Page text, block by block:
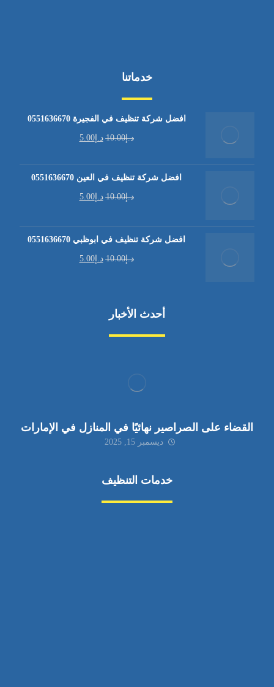
خدماتنا
افضل شركة تنظيف في الفجيرة 0551636670
د.إ10.00 د.إ5.00
افضل شركة تنظيف في العين 0551636670
د.إ10.00 د.إ5.00
افضل شركة تنظيف في ابوظبي 0551636670
د.إ10.00 د.إ5.00
أحدث الأخبار
القضاء على الصراصير نهائيًا في المنازل في الإمارات
ديسمبر 15, 2025
خدمات التنظيف